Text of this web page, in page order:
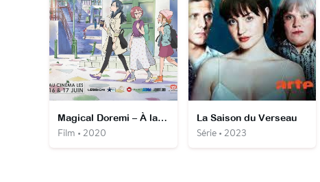
Magical Doremi – À la recherche des apprenties sorcières
Film • 2020
La Saison du Verseau
Série • 2023